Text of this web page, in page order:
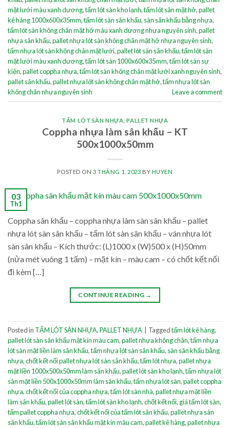
mặt lưới màu xanh dương,tấm lót sàn kho lạnh,tấm lót sàn mặt hở,pallet
kê hàng 1000x600x35mm,tấm lót sàn sân khấu, sàn sân khấu bằng nhựa,
tấm lót sàn không chân mặt hở màu xanh dương nhựa nguyên sinh,pallet
nhựa sân khấu,pallet nhựa lót sàn không chân mặt hở nhựa nguyên sinh,
tấm nhựa lót sàn không chân mặt lưới,pallet lót sàn sân khấu,tấm lót sàn
mặt lưới màu xanh dương,tấm lót sàn 1000x600x35mm,tấm lót sàn sự
kiện,pallet coppha nhựa,tấm lót sàn không chân mặt lưới xanh nguyên sinh,
pallet sân khấu,pallet nhựa lót sàn không chân mặt hở,tấm nhựa lót sàn
không chân nhựa nguyên sinh
Leave a comment
TẤM LÓT SÀN NHỰA ,PALLET NHỰA
Coppha nhựa làm sân khấu – KT
500x1000x50mm
POSTED ON3 THÁNG 1, 2023 BY HUYEN
03
Th1
Coppha sân khấu – coppha nhựa làm sàn sân khấu – pallet
nhựa lót sàn sân khấu – tấm lót sàn sân khấu – ván nhựa lót
sàn sân khấu – Kích thước: (L)1000 x (W)500 x (H)50mm
(nửa mét vuông 1 tấm) – mặt kín – màu cam – có chốt kết nối
đi kèm […]
CONTINUE READING →
Posted in TẤM LÓT SÀN NHỰA,PALLET NHỰA Taggedtấm lót kê hàng,
pallet lót sàn sân khấu mặt kín màu cam,pallet nhựa không chân,tấm nhựa
lót sàn mặt liền làm sân khấu,tấm nhựa lót sàn sân khấu, sàn sân khấu bằng
nhựa,chốt kết nối pallet nhựa lót sàn sân khấu,tấm lót nhựa,pallet nhựa
mặt liền 1000x500x50mm làm sân khấu,pallet lót sàn kho lạnh,tấm nhựa lót
sàn mặt liền 500x1000x50mm làm sân khấu,tấm nhựa lót sàn,pallet coppha
nhựa,chốt kết nối của coppha nhựa,tấm lót sàn nhà,pallet nhựa mặt liền
làm sân khấu,pallet lót sàn,tấm lót sàn kho lạnh,chốt kết nối, giá tấm lót sàn,
tấm pallet coppha nhựa,chốt kết nối của tấm lót sân khấu,pallet nhựa sàn
sân khấu,tấm lót sàn sân khấu mặt kín màu cam,pallet kê hàng,pallet nhựa